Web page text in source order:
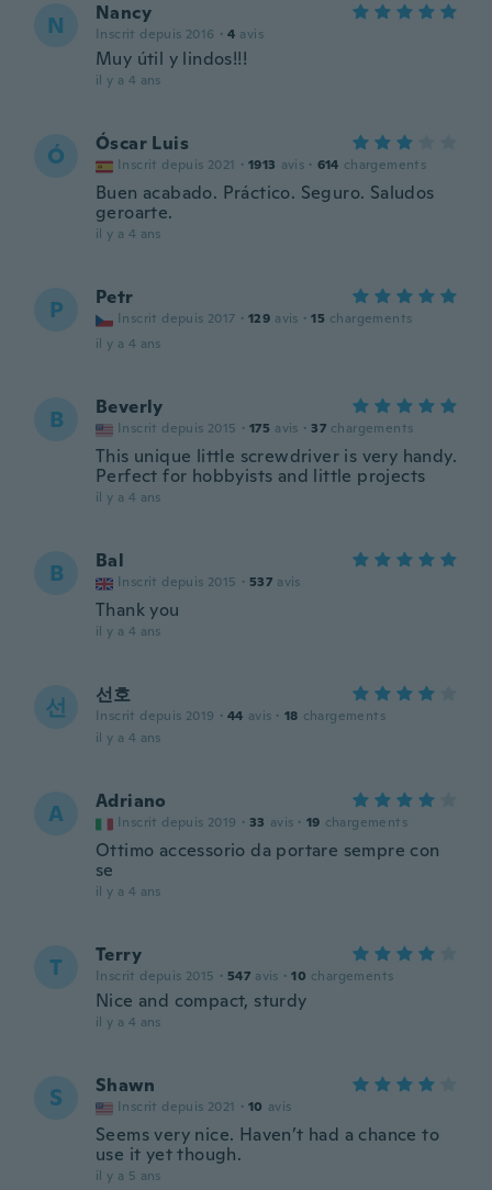
N Nancy
Inscrit depuis 2016 · 4 avis
Muy útil y lindos!!!
il y a 4 ans
Ó Óscar Luis
Inscrit depuis 2021 · 1913 avis · 614 chargements
Buen acabado. Práctico. Seguro. Saludos
geroarte.
il y a 4 ans
P Petr
Inscrit depuis 2017 · 129 avis · 15 chargements
il y a 4 ans
B Beverly
Inscrit depuis 2015 · 175 avis · 37 chargements
This unique little screwdriver is very handy.
Perfect for hobbyists and little projects
il y a 4 ans
B Bal
Inscrit depuis 2015 · 537 avis
Thank you
il y a 4 ans
선 선호
Inscrit depuis 2019 · 44 avis · 18 chargements
il y a 4 ans
A Adriano
Inscrit depuis 2019 · 33 avis · 19 chargements
Ottimo accessorio da portare sempre con
se
il y a 4 ans
T Terry
Inscrit depuis 2015 · 547 avis · 10 chargements
Nice and compact, sturdy
il y a 4 ans
S Shawn
Inscrit depuis 2021 · 10 avis
Seems very nice. Haven’t had a chance to
use it yet though.
il y a 5 ans